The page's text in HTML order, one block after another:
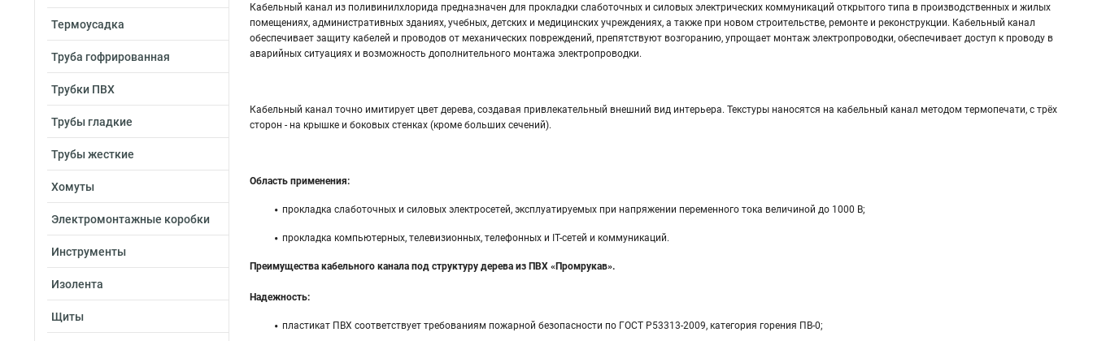
Термоусадка
Труба гофрированная
Трубки ПВХ
Трубы гладкие
Трубы жесткие
Хомуты
Электромонтажные коробки
Инструменты
Изолента
Щиты
Кабельный канал из поливинилхлорида предназначен для прокладки слаботочных и силовых электрических коммуникаций открытого типа в производственных и жилых
помещениях, административных зданиях, учебных, детских и медицинских учреждениях, а также при новом строительстве, ремонте и реконструкции. Кабельный канал
обеспечивает защиту кабелей и проводов от механических повреждений, препятствуют возгоранию, упрощает монтаж электропроводки, обеспечивает доступ к проводу в
аварийных ситуациях и возможность дополнительного монтажа электропроводки.
Кабельный канал точно имитирует цвет дерева, создавая привлекательный внешний вид интерьера. Текстуры наносятся на кабельный канал методом термопечати, с трёх
сторон - на крышке и боковых стенках (кроме больших сечений).
Область применения:
прокладка слаботочных и силовых электросетей, эксплуатируемых при напряжении переменного тока величиной до 1000 В;
прокладка компьютерных, телевизионных, телефонных и IT-сетей и коммуникаций.
Преимущества кабельного канала под структуру дерева из ПВХ «Промрукав».
Надежность:
пластикат ПВХ соответствует требованиям пожарной безопасности по ГОСТ Р53313-2009, категория горения ПВ-0;